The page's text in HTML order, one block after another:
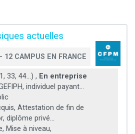
actuelles
12 CAMPUS EN FRANCE
33, 44...) , En entreprise
individuel payant...
Attestation de fin de
diplôme privé...
Mise à niveau,